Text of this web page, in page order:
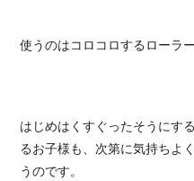
使うのはコロコロするローラ
はじめはくすぐったそうにす
るお子様も、次第に気持ちよ
うのです。